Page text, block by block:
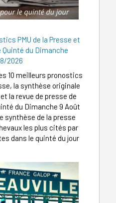
PMU de la Presse et
Quinté du Dimanche
2026
10 meilleurs pronostics
la synthèse originale
la revue de presse de
du Dimanche 9 Août
synthèse de la presse
les plus cités par
dans le quinté du jour